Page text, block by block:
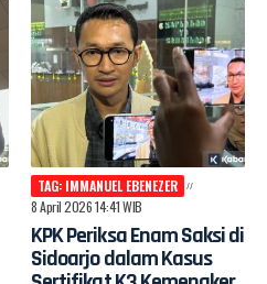
TAG: IMMANUEL EBENEZER
8 April 2026 14:41 WIB
KPK Periksa Enam Saksi di
Sidoarjo dalam Kasus